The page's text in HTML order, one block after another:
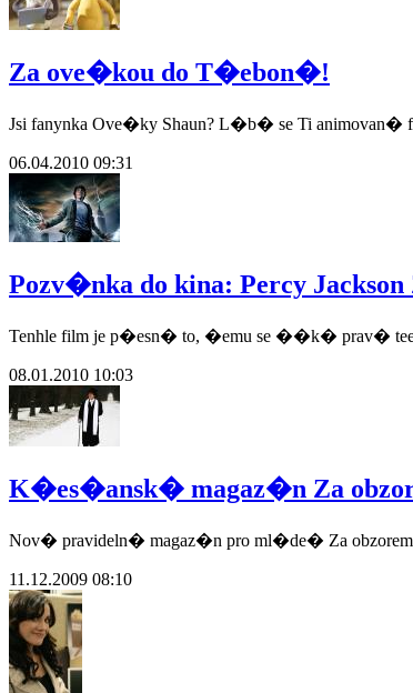
Za ove�kou do T�ebon�!
Jsi fanynka Ove�ky Shaun? L�b� se Ti
06.04.2010 09:31
Pozv�nka do kina: Percy
Tenhle film je p�esn� to, �emu se ��k� prav�
08.01.2010 10:03
K�es�ansk� magaz�n Za
Nov� pravideln� magaz�n pro ml�de� Za
11.12.2009 08:10